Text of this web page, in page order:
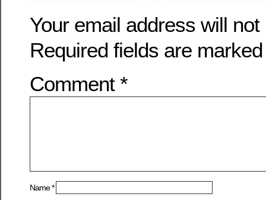
Your email address will
Required fields are
Comment *
Name*